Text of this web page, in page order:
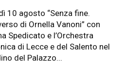
10 agosto “Senza fine.
di Ornella Vanoni” con
Spedicato e l’Orchestra
di Lecce e del Salento nel
del Palazzo...